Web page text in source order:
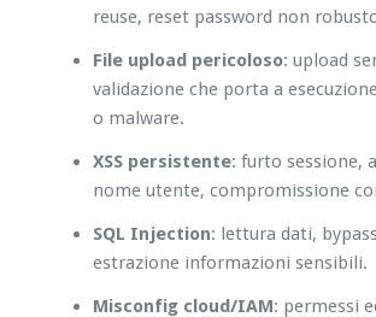
reuse, reset password non
File upload pericoloso: upload
validazione che porta a
o malware.
XSS persistente: furto sessione,
nome utente, compromissione
SQL Injection: lettura dati,
estrazione informazioni sensibili.
Misconfig cloud/IAM: permessi